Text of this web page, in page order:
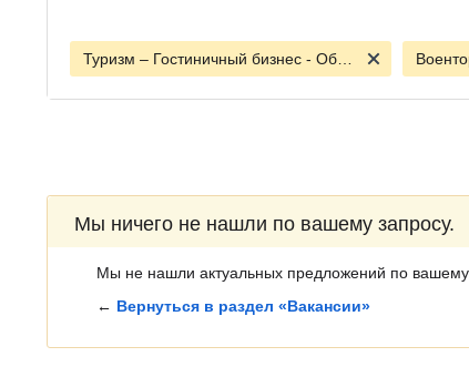
Мы ничего не нашли по вашему запросу.
Мы не нашли актуальных предложений по вашему
← Вернуться в раздел «Вакансии»